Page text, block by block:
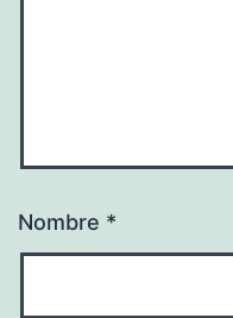
Nombre *